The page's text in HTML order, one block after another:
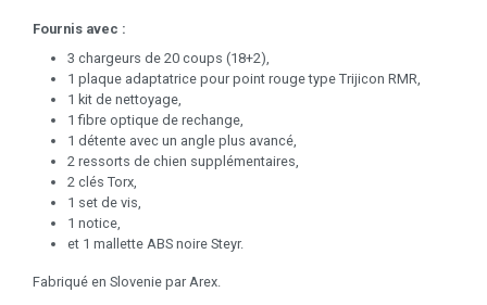
Fournis avec :
3 chargeurs de 20 coups (18+2),
1 plaque adaptatrice pour point rouge type Trijicon RMR,
1 kit de nettoyage,
1 fibre optique de rechange,
1 détente avec un angle plus avancé,
2 ressorts de chien supplémentaires,
2 clés Torx,
1 set de vis,
1 notice,
et 1 mallette ABS noire Steyr.
Fabriqué en Slovenie par Arex.